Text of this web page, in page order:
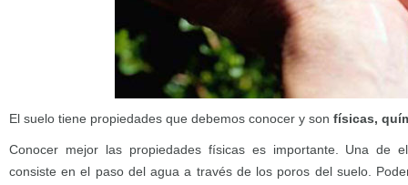
El suelo tiene propiedades que debemos conocer y son físicas,
Conocer mejor las propiedades físicas es importante. Una de
consiste en el paso del agua a través de los poros del suelo.